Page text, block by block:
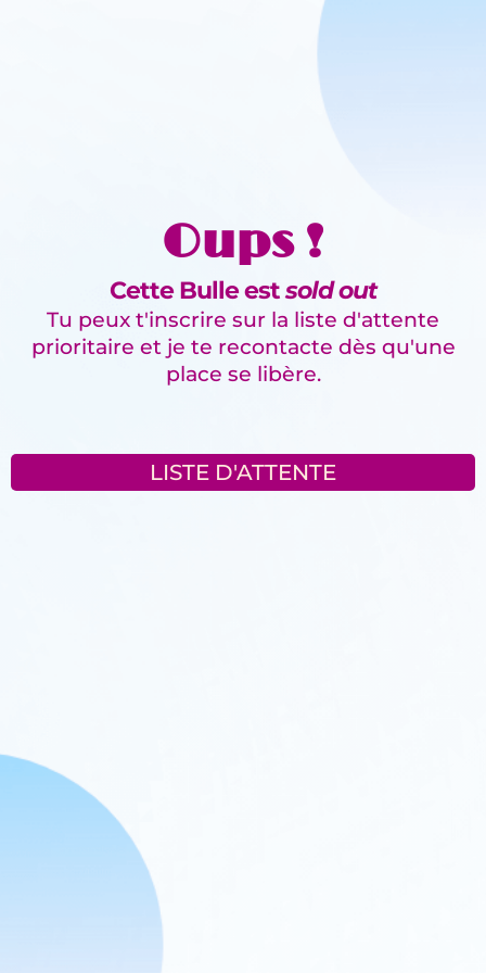
Oups !
Cette Bulle estsold out
Tu peux t'inscrire sur la liste d'attente
prioritaire et je te recontacte dès qu'une
place se libère.
LISTE D'ATTENTE